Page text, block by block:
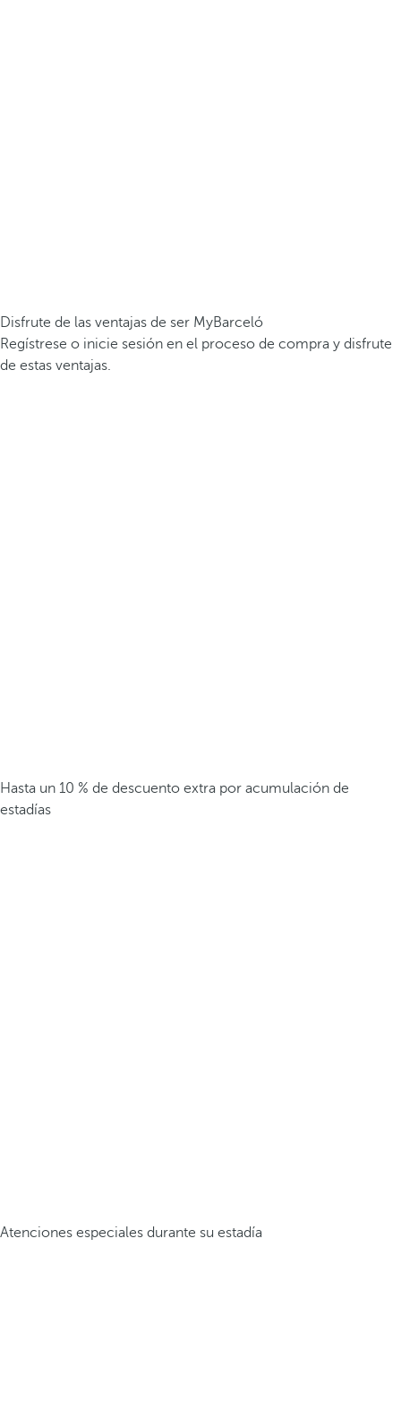
Disfrute de las ventajas de ser MyBarceló
Regístrese o inicie sesión en el proceso de compra y disfrute
de estas ventajas.
Hasta un 10 % de descuento extra por acumulación de
estadías
Atenciones especiales durante su estadía